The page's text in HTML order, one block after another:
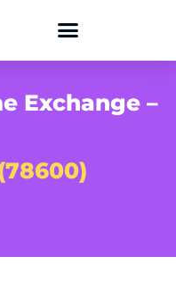
Exchange –